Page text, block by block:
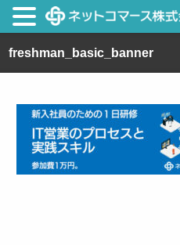
freshman_basic_banner